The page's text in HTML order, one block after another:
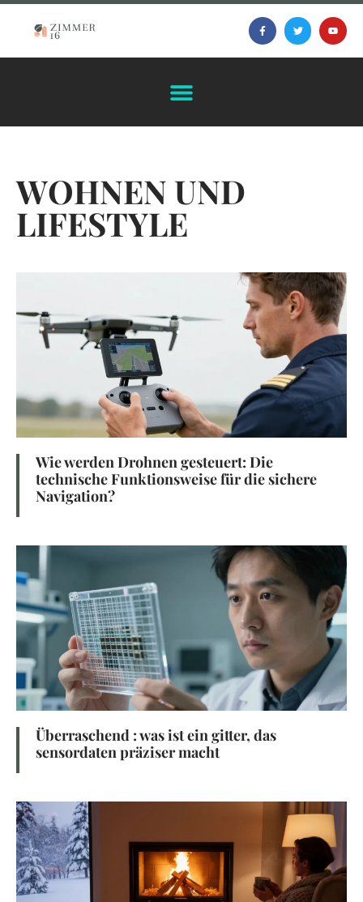
WOHNEN UND
LIFESTYLE
Wie werden Drohnen gesteuert: Die
technische Funktionsweise für die sichere
Navigation?
Überraschend : was ist ein gitter, das
sensordaten präziser macht